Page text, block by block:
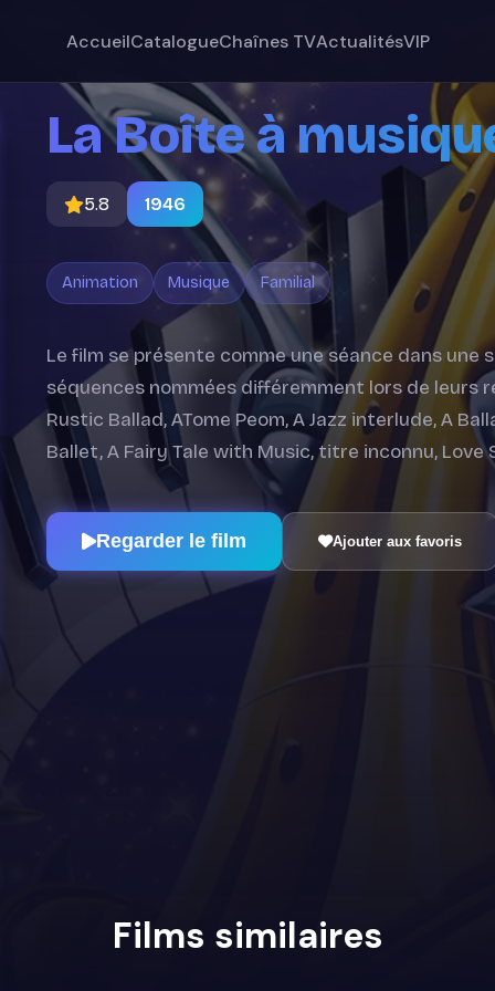
AccueilCatalogueChaînes TVActualitésVIP
La Boîte à
5.8 1946
Animation Musique Familial
Le film se présente comme une séance dans une
séquences nommées différemment lors de leurs
Rustic Ballad, ATome Peom, A Jazz interlude, A
Ballet, A Fairy Tale with Music, titre inconnu,
Regarder le film Ajouter aux favoris
Films similaires